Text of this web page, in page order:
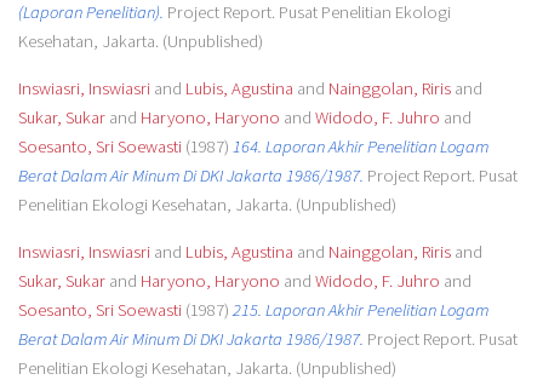
(Laporan Penelitian). Project Report. Pusat Penelitian Ekologi
Kesehatan, Jakarta. (Unpublished)
Inswiasri, Inswiasriand Lubis, Agustina and Nainggolan, Ririsand
Sukar, Sukarand Haryono, Haryono and Widodo, F. Juhro and
Soesanto, Sri Soewasti(1987) 164. Laporan Akhir Penelitian Logam
Berat Dalam Air Minum Di DKI Jakarta 1986/1987. Project Report. Pusat
Penelitian Ekologi Kesehatan, Jakarta. (Unpublished)
Inswiasri, Inswiasriand Lubis, Agustina and Nainggolan, Ririsand
Sukar, Sukarand Haryono, Haryono and Widodo, F. Juhro and
Soesanto, Sri Soewasti(1987) 215. Laporan Akhir Penelitian Logam
Berat Dalam Air Minum Di DKI Jakarta 1986/1987. Project Report. Pusat
Penelitian Ekologi Kesehatan, Jakarta. (Unpublished)